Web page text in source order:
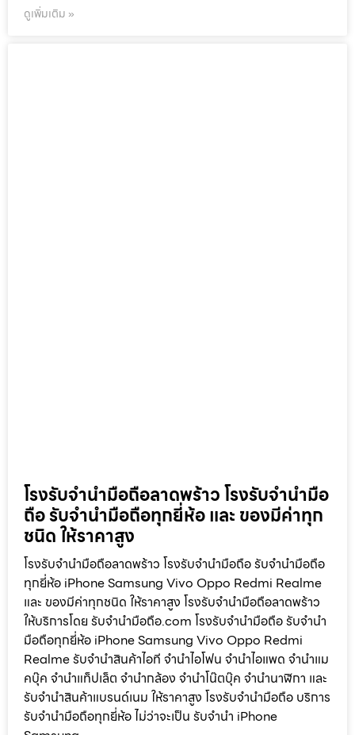
ดูเพิ่มเติม »
โรงรับจำนำมือถือลาดพร้าว โรงรับจำนำมือ
ถือ รับจำนำมือถือทุกยี่ห้อ และ ของมีค่าทุก
ชนิด ให้ราคาสูง
โรงรับจำนำมือถือลาดพร้าว โรงรับจำนำมือถือ รับจำนำมือถือ
ทุกยี่ห้อ iPhone Samsung Vivo Oppo Redmi Realme
และ ของมีค่าทุกชนิด ให้ราคาสูง โรงรับจำนำมือถือลาดพร้าว
ให้บริการโดย รับจํานํามือถือ.com โรงรับจำนำมือถือ รับจำนำ
มือถือทุกยี่ห้อ iPhone Samsung Vivo Oppo Redmi
Realme รับจำนำสินค้าไอที จำนำไอโฟน จำนำไอแพด จำนำแม
คบุ๊ค จำนำแท็ปเล็ต จำนำกล้อง จำนำโน๊ตบุ๊ค จำนำนาฬิกา และ
รับจำนำสินค้าแบรนด์เนม ให้ราคาสูง โรงรับจำนำมือถือ บริการ
รับจำนำมือถือทุกยี่ห้อ ไม่ว่าจะเป็น รับจำนำ iPhone